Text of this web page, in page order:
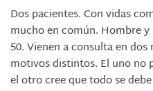
Dos pacientes. Con vidas
mucho en común. Hombre
50. Vienen a consulta en
motivos distintos. El uno no
el otro cree que todo se